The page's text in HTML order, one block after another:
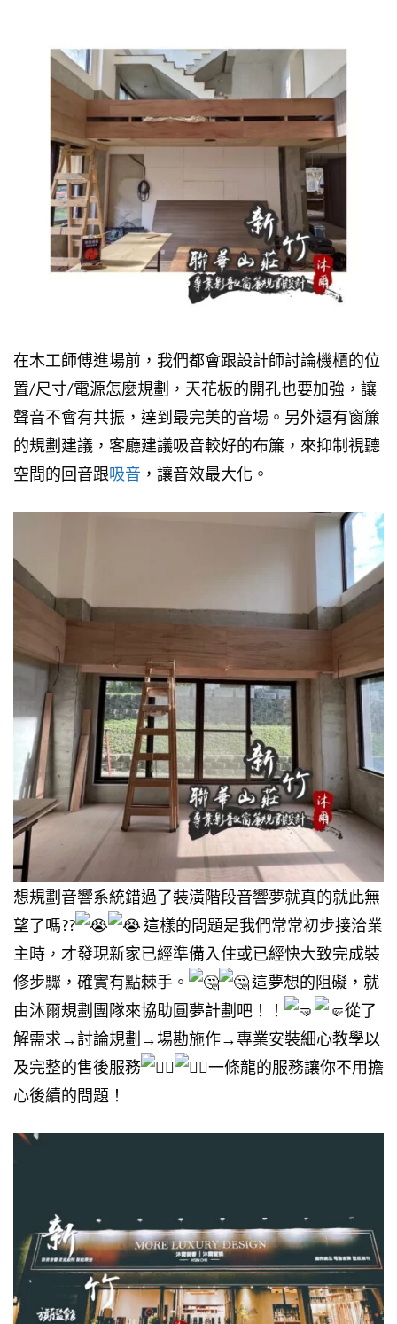
在木工師傅進場前，我們都會跟設計師討論機櫃的位
置/尺寸/電源怎麼規劃，天花板的開孔也要加強，讓
聲音不會有共振，達到最完美的音場。另外還有窗簾
的規劃建議，客廳建議吸音較好的布簾，來抑制視聽
空間的回音跟吸音 ，讓音效最大化。
想規劃音響系統錯過了裝潢階段音響夢就真的就此無
望了嗎??
這樣的問題是我們常常初步接洽業
主時，才發現新家已經準備入住或已經快大致完成裝
修步驟，確實有點棘手。
這夢想的阻礙，就
由沐爾規劃團隊來協助圓夢計劃吧！！
從了
解需求→討論規劃→場勘施作→專業安裝細心教學以
及完整的售後服務
一條龍的服務讓你不用擔
心後續的問題！